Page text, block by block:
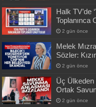
Halk TV’de
Toplanınca
2 gün önce
Melek
Sözler:
2 gün önce
Üç
Ortak
2 gün önce